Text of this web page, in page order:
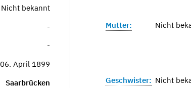
Nicht bekannt
-
-
06. April 1899
Saarbrücken
Mutter: Nicht
Geschwister: Nicht